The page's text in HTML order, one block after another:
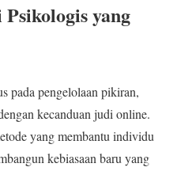
yang
pada pengelolaan pikiran,
kecanduan judi online.
yang membantu individu
kebiasaan baru yang